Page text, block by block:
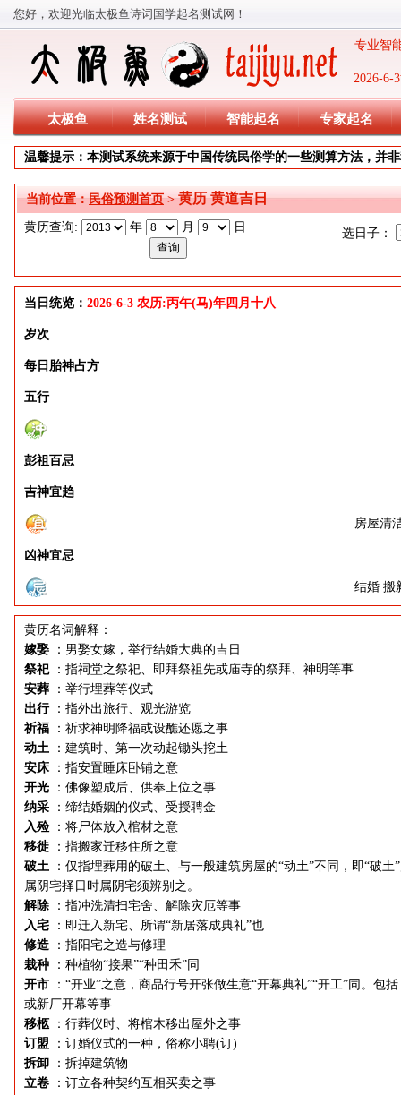
您好，欢迎光临太极鱼诗词国学起名测试网！
2026-6-
专业智
太极鱼 姓名测试 智能起名 专家起名
温馨提示：本测试系统来源于中国传统民俗学的一些测算方法，并
当前位置：民俗预测首页>黄历 黄道吉日
黄历查询: 年 月 日 选日子：
当日统览： 2026-6-3 农历:丙午(马)年四月十八
岁次
每日胎神占方
五行
彭祖百忌
吉神宜趋
房屋清
凶神宜忌
结婚 搬
黄历名词解释：
嫁娶
：男娶女嫁，举行结婚大典的吉日
祭祀 ：指祠堂之祭祀、即拜祭祖先或庙寺的祭拜、神明等事
安葬
：举行埋葬等仪式
出行 ：指外出旅行、观光游览
祈福
：祈求神明降福或设醮还愿之事
动土
：建筑时、第一次动起锄头挖土
安床
：指安置睡床卧铺之意
开光
：佛像塑成后、供奉上位之事
纳采
：缔结婚姻的仪式、受授聘金
入殓
：将尸体放入棺材之意
移徙
：指搬家迁移住所之意
破土
：仅指埋葬用的破土、与一般建筑房屋的“动土”不同，即“破
属阴宅择日时属阴宅须辨别之。
解除
：指冲洗清扫宅舍、解除灾厄等事
入宅
：即迁入新宅、所谓“新居落成典礼”也
修造
：指阳宅之造与修理
栽种
：种植物“接果”“种田禾”同
开市
：“开业”之意，商品行号开张做生意“开幕典礼”“开工”同。
或新厂开幕等事
移柩
：行葬仪时、将棺木移出屋外之事
订盟
：订婚仪式的一种，俗称小聘(订)
拆卸
：拆掉建筑物
立卷
：订立各种契约互相买卖之事